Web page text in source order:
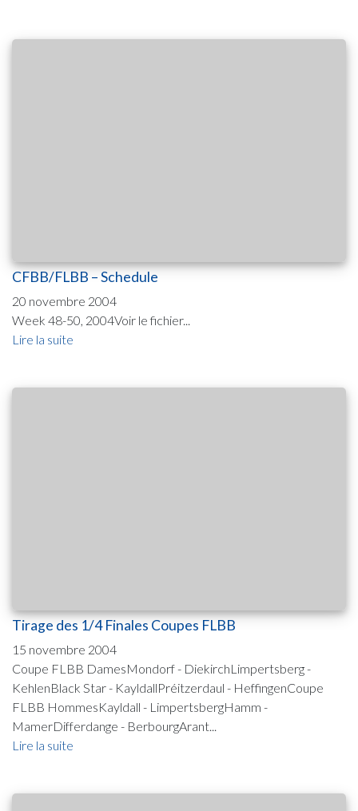
CFBB/FLBB – Schedule
20 novembre 2004
Week 48-50, 2004Voir le fichier...
Lire la suite
Tirage des 1/4 Finales Coupes FLBB
15 novembre 2004
Coupe FLBB DamesMondorf - DiekirchLimpertsberg -
KehlenBlack Star - KayldallPréitzerdaul - HeffingenCoupe
FLBB HommesKayldall - LimpertsbergHamm -
MamerDifferdange - BerbourgArant...
Lire la suite